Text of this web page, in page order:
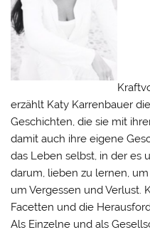
erzählt Katy Karrenbauer
Geschichten, die sie mit
damit auch ihre eigene
das Leben selbst, in der es
darum, lieben zu lernen,
um Vergessen und Verlust.
Facetten und die
Als Einzelne und als